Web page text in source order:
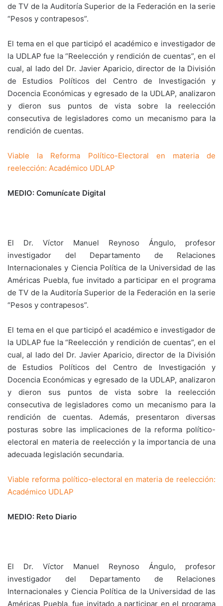
de TV de la Auditoría Superior de la Federación en la serie
“Pesos y contrapesos”.
El tema en el que participó el académico e investigador de
la UDLAP fue la “Reelección y rendición de cuentas”, en el
cual, al lado del Dr. Javier Aparicio, director de la División
de Estudios Políticos del Centro de Investigación y
Docencia Económicas y egresado de la UDLAP, analizaron
y dieron sus puntos de vista sobre la reelección
consecutiva de legisladores como un mecanismo para la
rendición de cuentas.
Viable la Reforma Político-Electoral en materia de
reelección: Académico UDLAP
MEDIO: Comunícate Digital
El Dr. Víctor Manuel Reynoso Ángulo, profesor
investigador del Departamento de Relaciones
Internacionales y Ciencia Política de la Universidad de las
Américas Puebla, fue invitado a participar en el programa
de TV de la Auditoría Superior de la Federación en la serie
“Pesos y contrapesos”.
El tema en el que participó el académico e investigador de
la UDLAP fue la “Reelección y rendición de cuentas”, en el
cual, al lado del Dr. Javier Aparicio, director de la División
de Estudios Políticos del Centro de Investigación y
Docencia Económicas y egresado de la UDLAP, analizaron
y dieron sus puntos de vista sobre la reelección
consecutiva de legisladores como un mecanismo para la
rendición de cuentas. Además, presentaron diversas
posturas sobre las implicaciones de la reforma político-
electoral en materia de reelección y la importancia de una
adecuada legislación secundaria.
Viable reforma político-electoral en materia de reelección:
Académico UDLAP
MEDIO: Reto Diario
El Dr. Víctor Manuel Reynoso Ángulo, profesor
investigador del Departamento de Relaciones
Internacionales y Ciencia Política de la Universidad de las
Américas Puebla, fue invitado a participar en el programa